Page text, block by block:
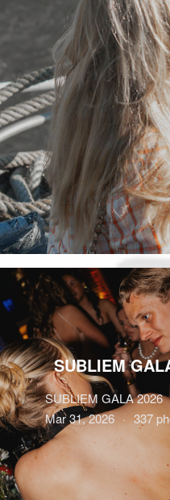
SUBLIEM
SUBLIEM GALA 2026
Mar 31, 2026
337